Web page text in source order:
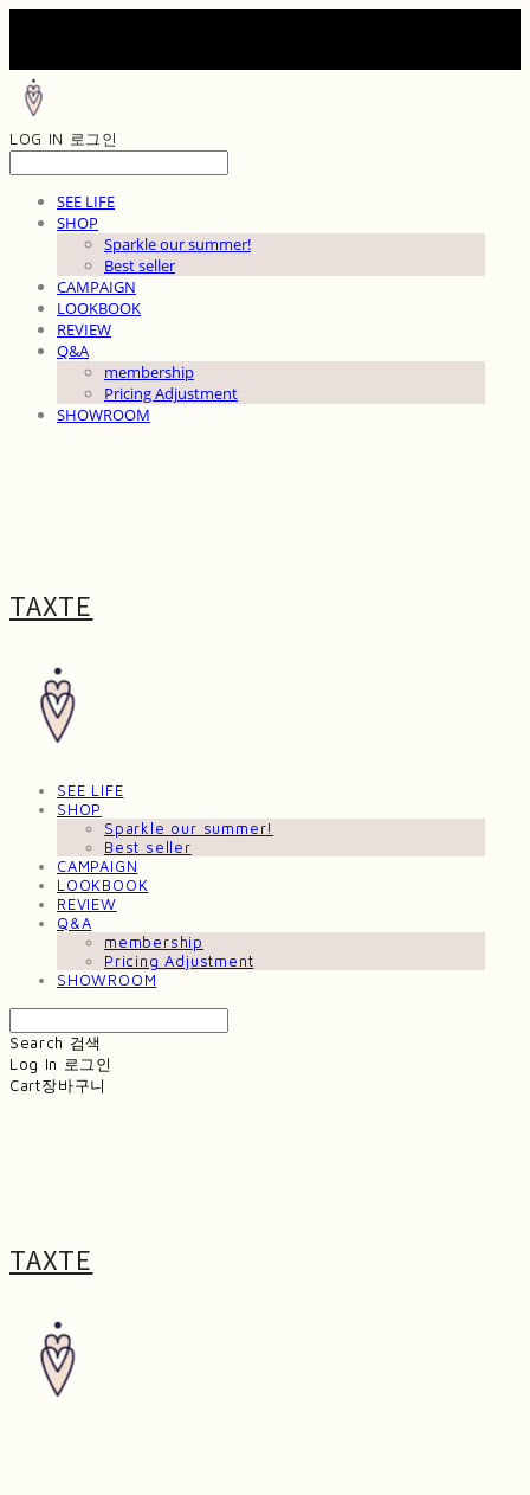
LOG IN 로그인
SEE LIFE
SHOP
Sparkle our summer!
Best seller
CAMPAIGN
LOOKBOOK
REVIEW
Q&A
membership
Pricing Adjustment
SHOWROOM
TAXTE
SEE LIFE
SHOP
Sparkle our summer!
Best seller
CAMPAIGN
LOOKBOOK
REVIEW
Q&A
membership
Pricing Adjustment
SHOWROOM
Search 검색
Log In 로그인
Cart장바구니
TAXTE